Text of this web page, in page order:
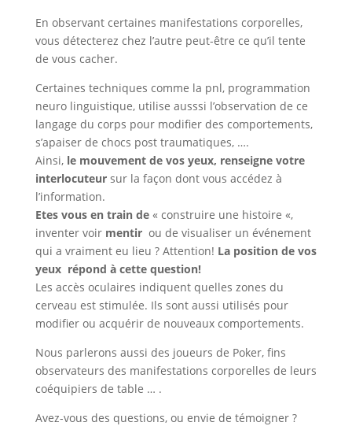
En observant certaines manifestations corporelles,
vous détecterez chez l’autre peut-être ce qu’il tente
de vous cacher.
Certaines techniques comme la pnl, programmation
neuro linguistique, utilise ausssi l’observation de ce
langage du corps pour modifier des comportements,
s’apaiser de chocs post traumatiques, ….
Ainsi, le mouvement de vos yeux, renseigne votre
interlocuteursur la façon dont vous accédez à
l’information.
Etes vous en train de« construire une histoire «,
inventer voir mentirou de visualiser un événement
qui a vraiment eu lieu ? Attention! La position de vos
yeux répond à cette question!
Les accès oculaires indiquent quelles zones du
cerveau est stimulée. Ils sont aussi utilisés pour
modifier ou acquérir de nouveaux comportements.
Nous parlerons aussi des joueurs de Poker, fins
observateurs des manifestations corporelles de leurs
coéquipiers de table … .
Avez-vous des questions, ou envie de témoigner ?